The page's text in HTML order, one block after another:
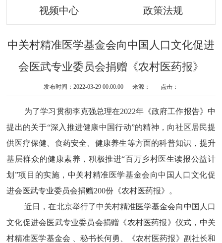
视频中心 政策法规
中关村精准医学基金会向中国人口文化促进
会医武专业委员会捐赠《农村医药报》
发布时间：2022-03-29 00:00:00 来源： 点击：
为了学习贯彻李克强总理在2022年《政府工作报告》中
提出的关于“深入推进健康中国行动”的精神，向社区居民提
供医疗保健、食药安全、健康养生等方面的科普知识，提升
基层群众的健康素养，积极推进“百万乡村医生读报公益计
划”项目的实施，中关村精准医学基金会向中国人口文化促
进会医武专业委员会捐赠200份《农村医药报》。
近日，在北京举行了中关村精准医学基金会向中国人口
文化促进会医武专业委员会捐赠《农村医药报》仪式，中关
村精准医学基金会 、秘书长何勇、《农村医药报》副社长和